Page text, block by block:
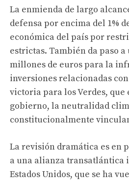
La enmienda de largo
defensa por encima del 1%
económica del país por
estrictas. También da paso a
millones de euros para la
inversiones relacionadas
victoria para los Verdes, que
gobierno, la neutralidad
constitucionalmente
La revisión dramática es en
a una alianza transatlántica
Estados Unidos, que se ha